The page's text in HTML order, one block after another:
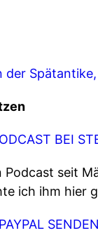
der
BEI
seit
ich ihm hier
SENDEN